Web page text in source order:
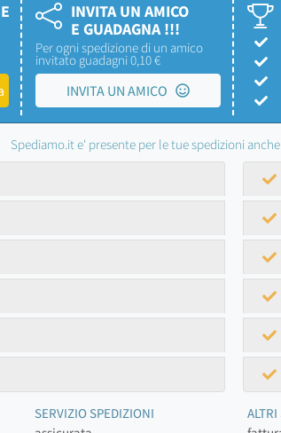
INVITA UN AMICO
E GUADAGNA !!!
Per ogni spedizione di un amico
invitato guadagni 0,10 €
INVITA UN AMICO
Spediamo.it e' presente per le tue spedizioni anche
SERVIZIO SPEDIZIONI